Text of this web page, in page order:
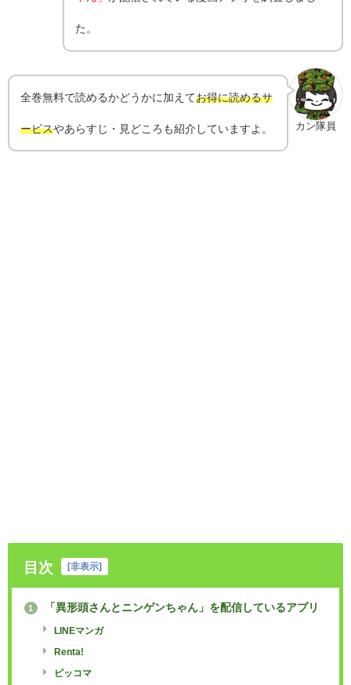
た。
カン隊員
全巻無料で読めるかどうかに加えてお得に読めるサ
ービスやあらすじ・見どころも紹介していますよ。
目次 非表示
1 「異形頭さんとニンゲンちゃん」を配信しているアプリ
LINEマンガ
Renta!
ピッコマ